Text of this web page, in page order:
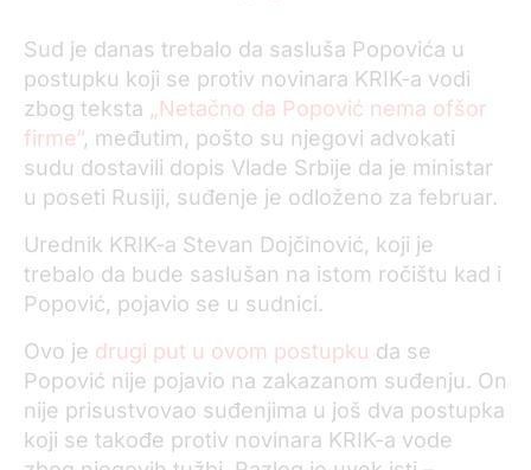
Sud je danas trebalo da sasluša Popovića u
postupku koji se protiv novinara KRIK-a vodi
zbog teksta „Netačno da Popović nema ofšor
firme“, međutim, pošto su njegovi advokati
sudu dostavili dopis Vlade Srbije da je ministar
u poseti Rusiji, suđenje je odloženo za februar.
Urednik KRIK-a Stevan Dojčinović, koji je
trebalo da bude saslušan na istom ročištu kad i
Popović, pojavio se u sudnici.
Ovo je drugi put u ovom postupku da se
Popović nije pojavio na zakazanom suđenju. On
nije prisustvovao suđenjima u još dva postupka
koji se takođe protiv novinara KRIK-a vode